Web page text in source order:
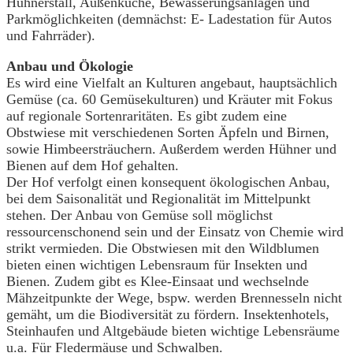
Parkmöglichkeiten (demnächst: E- Ladestation für Autos
und Fahrräder).
Anbau und Ökologie
Es wird eine Vielfalt an Kulturen angebaut, hauptsächlich
Gemüse (ca. 60 Gemüsekulturen) und Kräuter mit Fokus
auf regionale Sortenraritäten. Es gibt zudem eine
Obstwiese mit verschiedenen Sorten Äpfeln und Birnen,
sowie Himbeersträuchern. Außerdem werden Hühner und
Bienen auf dem Hof gehalten.
Der Hof verfolgt einen konsequent ökologischen Anbau,
bei dem Saisonalität und Regionalität im Mittelpunkt
stehen. Der Anbau von Gemüse soll möglichst
ressourcenschonend sein und der Einsatz von Chemie wird
strikt vermieden. Die Obstwiesen mit den Wildblumen
bieten einen wichtigen Lebensraum für Insekten und
Bienen. Zudem gibt es Klee-Einsaat und wechselnde
Mähzeitpunkte der Wege, bspw. werden Brennesseln nicht
gemäht, um die Biodiversität zu fördern. Insektenhotels,
Steinhaufen und Altgebäude bieten wichtige Lebensräume
u.a. Für Fledermäuse und Schwalben.